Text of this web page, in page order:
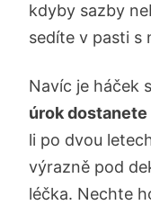
kdyby sazby
sedíte v pasti s
Navíc je háček
úrok dostanete
li po dvou
výrazně pod
léčka. Nechte